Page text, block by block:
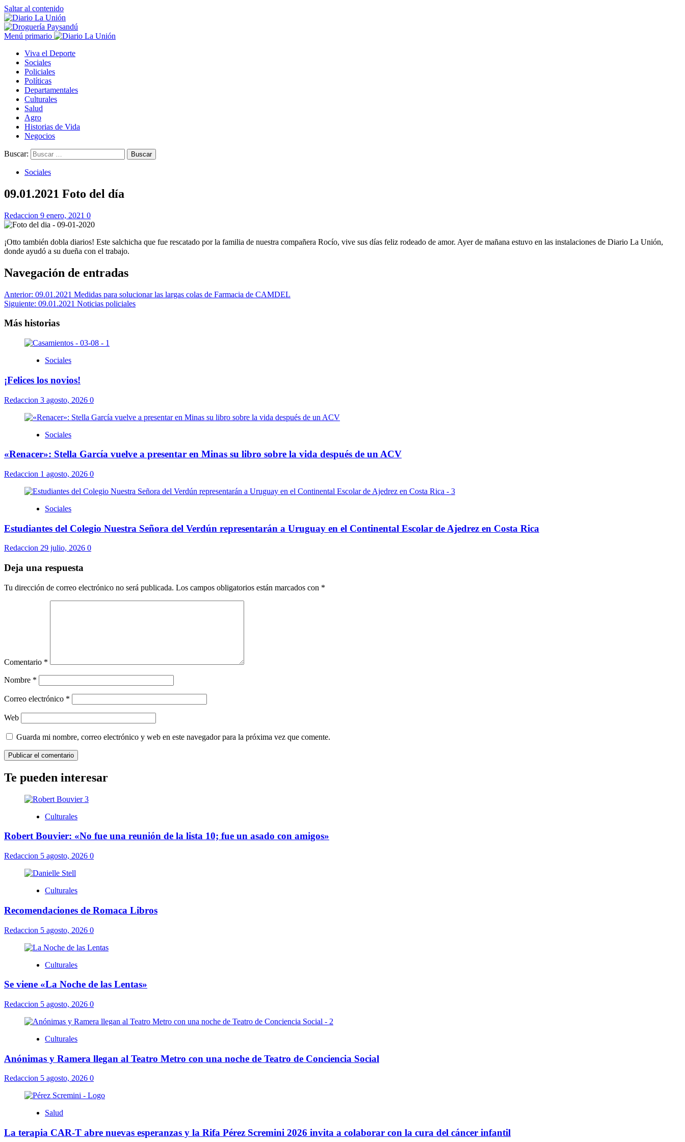
Saltar al contenido
Menú primario
Viva el Deporte
Sociales
Policiales
Políticas
Departamentales
Culturales
Salud
Agro
Historias de Vida
Negocios
Buscar:
Sociales
09.01.2021 Foto del día
Redaccion 9 enero, 2021 0
¡Otto también dobla diarios! Este salchicha que fue rescatado por la familia de nuestra compañera Rocío, vive sus días feliz rodeado de amor. Ayer de mañana estuvo en las instalaciones de Diario La Unión,
donde ayudó a su dueña con el trabajo.
Navegación de entradas
Anterior: 09.01.2021 Medidas para solucionar las largas colas de Farmacia de CAMDEL
Siguiente: 09.01.2021 Noticias policiales
Más historias
Sociales
¡Felices los novios!
Redaccion 3 agosto, 2026 0
Sociales
«Renacer»: Stella García vuelve a presentar en Minas su libro sobre la vida después de un ACV
Redaccion 1 agosto, 2026 0
Sociales
Estudiantes del Colegio Nuestra Señora del Verdún representarán a Uruguay en el Continental Escolar de Ajedrez en Costa Rica
Redaccion 29 julio, 2026 0
Deja una respuesta
Tu dirección de correo electrónico no será publicada. Los campos obligatorios están marcados con *
Comentario *
Nombre *
Correo electrónico *
Web
Guarda mi nombre, correo electrónico y web en este navegador para la próxima vez que comente.
Te pueden interesar
Culturales
Robert Bouvier: «No fue una reunión de la lista 10; fue un asado con amigos»
Redaccion 5 agosto, 2026 0
Culturales
Recomendaciones de Romaca Libros
Redaccion 5 agosto, 2026 0
Culturales
Se viene «La Noche de las Lentas»
Redaccion 5 agosto, 2026 0
Culturales
Anónimas y Ramera llegan al Teatro Metro con una noche de Teatro de Conciencia Social
Redaccion 5 agosto, 2026 0
Salud
La terapia CAR-T abre nuevas esperanzas y la Rifa Pérez Scremini 2026 invita a colaborar con la cura del cáncer infantil